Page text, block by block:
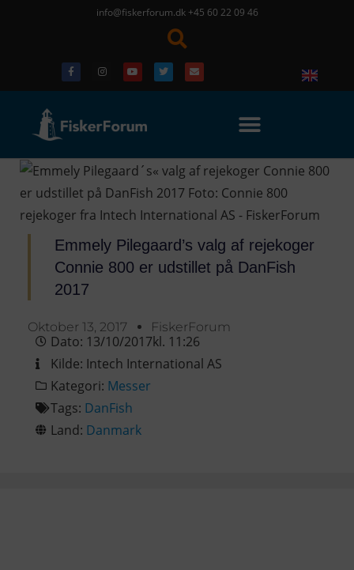
info@fiskerforum.dk +45 60 22 09 46
Emmely Pilegaard’s valg af rejekoger
Connie 800 er udstillet på DanFish
2017
Oktober 13, 2017 FiskerForum
Dato: 13/10/2017kl. 11:26
Kilde: Intech International AS
Kategori: Messer
Tags: DanFish
Land: Danmark